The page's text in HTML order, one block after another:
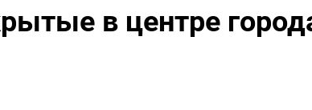
в центре